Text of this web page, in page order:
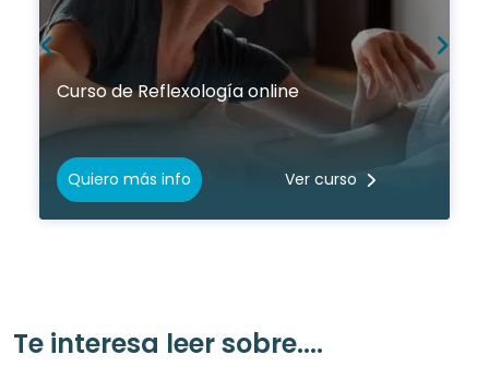
Curso de Reflexología online
Quiero más info Ver curso
Te interesa leer sobre....